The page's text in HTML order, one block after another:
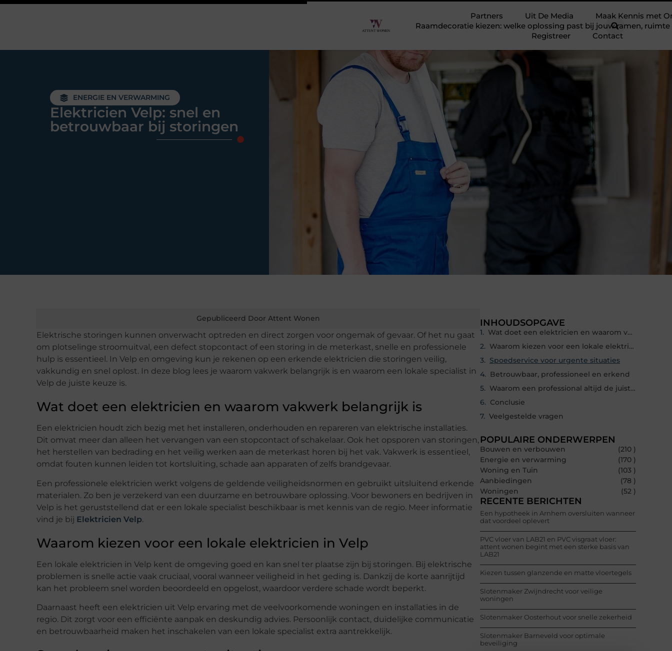
Partners Uit De Media
Maak Kennis met
Raamdecoratie kiezen: welke oplossing past bij jouw ramen,
Registreer
Contact
ENERGIE EN VERWARMING
Elektricien Velp: snel en
betrouwbaar bij storingen
Gepubliceerd Door Attent Wonen
Elektrische storingen kunnen onverwacht optreden en direct zorgen voor ongemak of gevaar. Of het nu gaat
om plotselinge stroomuitval, een defect stopcontact of een storing in de meterkast, snelle en professionele
hulp is essentieel. In Velp en omgeving kun je rekenen op een erkende elektricien die storingen veilig,
vakkundig en snel oplost. In deze blog lees je waarom vakwerk belangrijk is en waarom een lokale specialist in
Velp de juiste keuze is.
Wat doet een elektricien en waarom vakwerk belangrijk is
Een elektricien houdt zich bezig met het installeren, onderhouden en repareren van elektrische installaties.
Dit omvat meer dan alleen het vervangen van een stopcontact of schakelaar. Ook het opsporen van storingen,
het herstellen van bedrading en het veilig werken aan de meterkast horen bij het vak. Vakwerk is essentieel,
omdat fouten kunnen leiden tot kortsluiting, schade aan apparaten of zelfs brandgevaar.
Een professionele elektricien werkt volgens de geldende veiligheidsnormen en gebruikt uitsluitend erkende
materialen. Zo ben je verzekerd van een duurzame en betrouwbare oplossing. Voor bewoners en bedrijven in
Velp is het geruststellend dat er een lokale specialist beschikbaar is met kennis van de regio. Meer informatie
vind je bij Elektricien Velp.
Waarom kiezen voor een lokale elektricien in Velp
Een lokale elektricien in Velp kent de omgeving goed en kan snel ter plaatse zijn bij storingen. Bij elektrische
problemen is snelle actie vaak cruciaal, vooral wanneer veiligheid in het geding is. Dankzij de korte aanrijtijd
kan het probleem snel worden beoordeeld en opgelost, waardoor verdere schade wordt beperkt.
Daarnaast heeft een elektricien uit Velp ervaring met de veelvoorkomende woningen en installaties in de
regio. Dit zorgt voor een efficiënte aanpak en deskundig advies. Persoonlijk contact, duidelijke communicatie
en betrouwbaarheid maken het inschakelen van een lokale specialist extra aantrekkelijk.
INHOUDSOPGAVE
Wat doet een elektricien en waarom vakwerk belangrijk is
Waarom kiezen voor een lokale elektricien in Velp
Spoedservice voor urgente situaties
Betrouwbaar, professioneel en erkend
Waarom een professional altijd de juiste keuze is
Conclusie
Veelgestelde vragen
POPULAIRE ONDERWERPEN
Bouwen en verbouwen
(210 )
Energie en verwarming
(170 )
Woning en Tuin
(103 )
Aanbiedingen
(78 )
Woningen
(52 )
RECENTE BERICHTEN
Een hypotheek in Arnhem oversluiten wanneer
dat voordeel oplevert
PVC vloer van LAB21 en PVC visgraat vloer:
attent wonen begint met een sterke basis van
LAB21
Kiezen tussen glanzende en matte vloertegels
Slotenmaker Zwijndrecht voor veilige
woningen
Slotenmaker Oosterhout voor snelle zekerheid
Slotenmaker Barneveld voor optimale
beveiliging